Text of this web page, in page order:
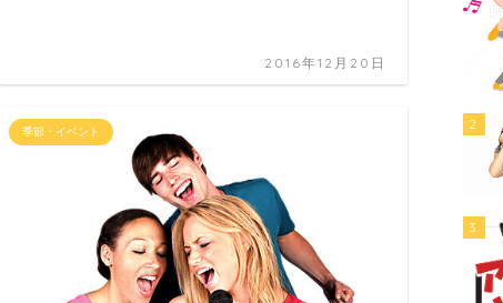
2016年12月20日
季節・イベント 2
3